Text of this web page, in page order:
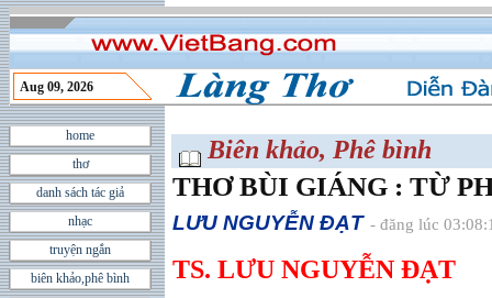
Aug 09, 2026
home
thơ
danh sách tác giả
nhạc
truyện ngắn
biên khảo,phê bình
Biên khảo, Phê bình
THƠ BÙI GIÁNG : TỪ
LƯU NGUYỄN ÐẠT - đăng lúc
TS. LƯU NGUYỄN ĐẠT